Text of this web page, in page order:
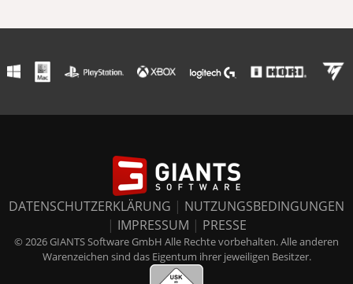
DATENSCHUTZERKLÄRUNG | NUTZUNGSBEDINGUNGEN
| IMPRESSUM | PRESSE
© 2026 GIANTS Software GmbH Alle Rechte vorbehalten. Alle anderen
Warenzeichen sind das Eigentum ihrer jeweiligen Besitzer.